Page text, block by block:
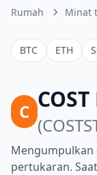
Rumah Minat
BTC ETH
C
Mengumpulkan
pertukaran.